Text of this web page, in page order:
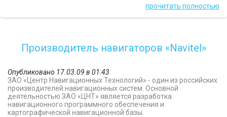
прочитать полностью
Производитель навигаторов «Navitel»
Опубликовано 17.03.09 в 01:43
ЗАО «Центр Навигационных Технологий» - один из российских
производителей навигационных систем. Основной
деятельностью ЗАО «ЦНТ» является разработка
навигационного программного обеспечения и
картографической навигационной базы.